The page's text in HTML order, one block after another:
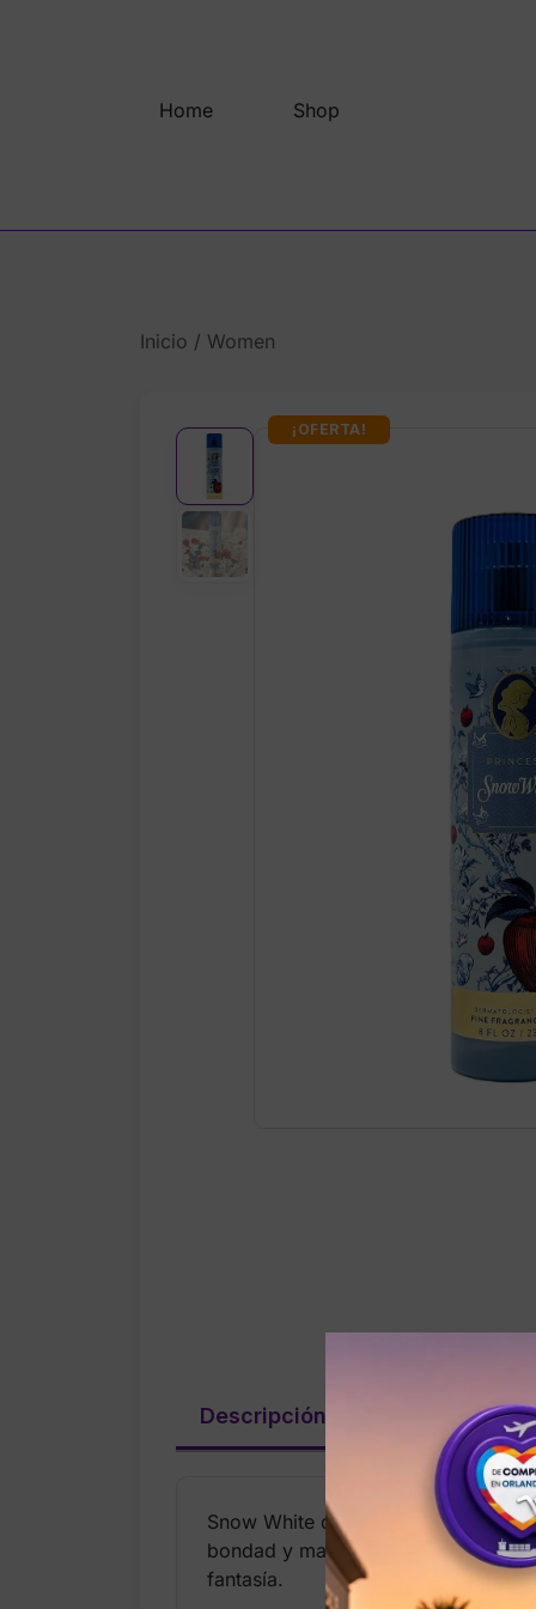
Home
Shop
Inicio / Women
¡OFERTA!
Descripción Información
Snow White de la Princess
bondad y magia clásica de
fantasía.